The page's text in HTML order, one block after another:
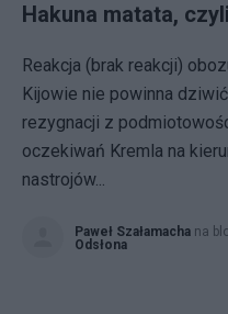
Hakuna matata,
Reakcja (brak reakcji)
Kijowie nie powinna
rezygnacji z
oczekiwań Kremla na
nastrojów...
Paweł Szałamacha na
Odsłona